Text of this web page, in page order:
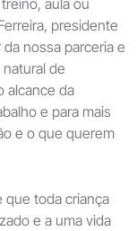
presidente
nossa parceria e
de
alcance da
e para mais
e o que querem
que toda criança
e a uma vida